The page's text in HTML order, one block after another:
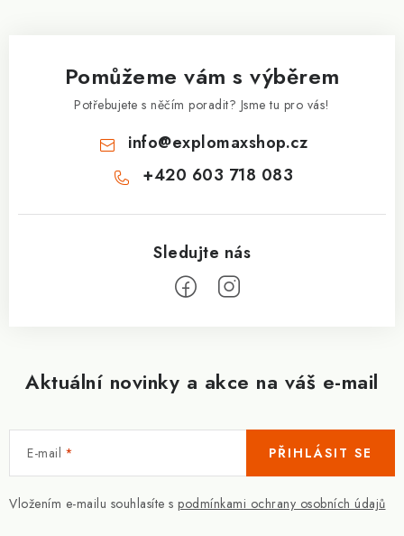
Aktuální novinky a akce na váš e-mail
E-mail
Vložením e-mailu souhlasíte s podmínkami ochrany osobních údajů
PŘIHLÁSIT SE
Pomůžeme vám s výběrem
Potřebujete s něčím poradit? Jsme tu pro vás!
info@explomaxshop.cz
+420 603 718 083